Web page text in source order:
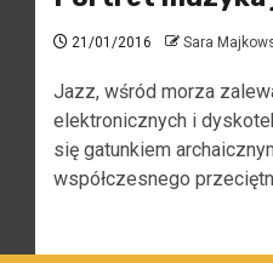
21/01/2016 Sara
Jazz, wśród morza
elektronicznych i
się gatunkiem
współczesnego